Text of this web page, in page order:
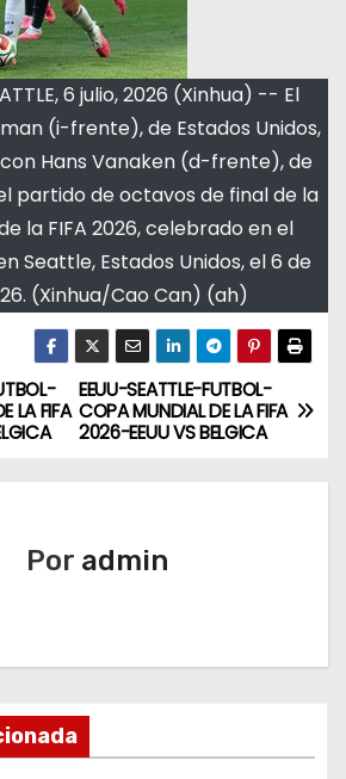
6 julio, 2026 (Xinhua) -- El
(i-frente), de Estados Unidos,
Hans Vanaken (d-frente), de
partido de octavos de final de la
la FIFA 2026, celebrado en el
Seattle, Estados Unidos, el 6 de
(Xinhua/Cao Can) (ah)
EEUU-SEATTLE-FUTBOL-
COPA MUNDIAL DE LA FIFA
2026-EEUU VS BELGICA
LA FIFA
Por admin